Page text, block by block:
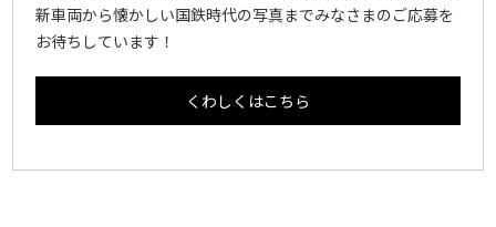
新車両から懐かしい国鉄時代の写真までみなさまのご応募を
お待ちしています！
くわしくはこちら